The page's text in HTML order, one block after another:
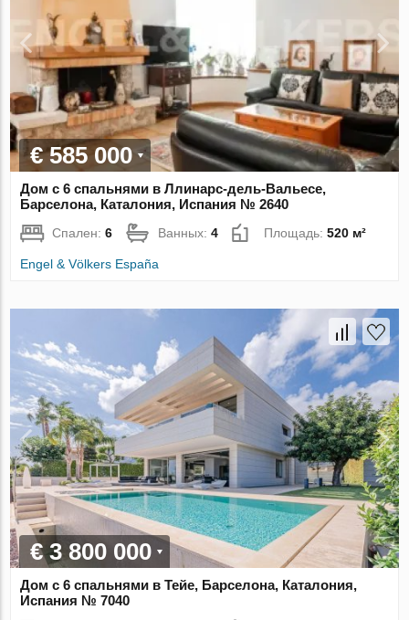
€ 585 000
Дом с 6 спальнями в Ллинарс-дель-Вальесе,
Барселона, Каталония, Испания № 2640
Спален:6 Ванных:4 Площадь:520 м²
Engel & Völkers España
€ 3 800 000
Дом с 6 спальнями в Тейе, Барселона, Каталония,
Испания № 7040